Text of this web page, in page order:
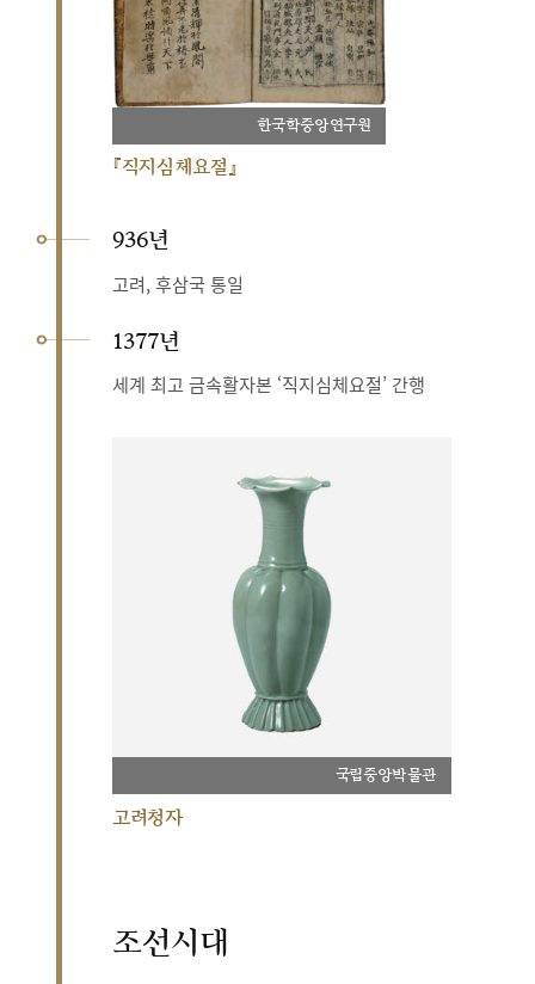
한국학중앙연구원
『직지심체요절』
936년
고려, 후삼국 통일
1377년
세계 최고 금속활자본 ‘직지심체요절’ 간행
국립중앙박물관
고려청자
조선시대